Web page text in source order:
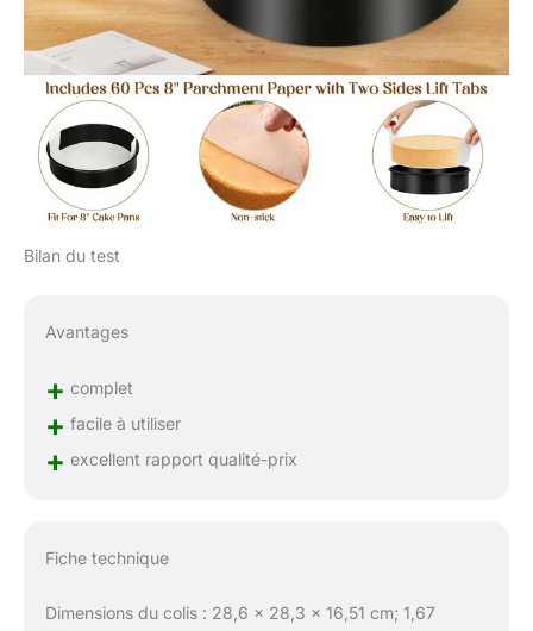
Bilan du test
Avantages
+ complet
+ facile à utiliser
+ excellent rapport qualité-prix
Fiche technique
Dimensions du colis : 28,6 x 28,3 x 16,51 cm; 1,67